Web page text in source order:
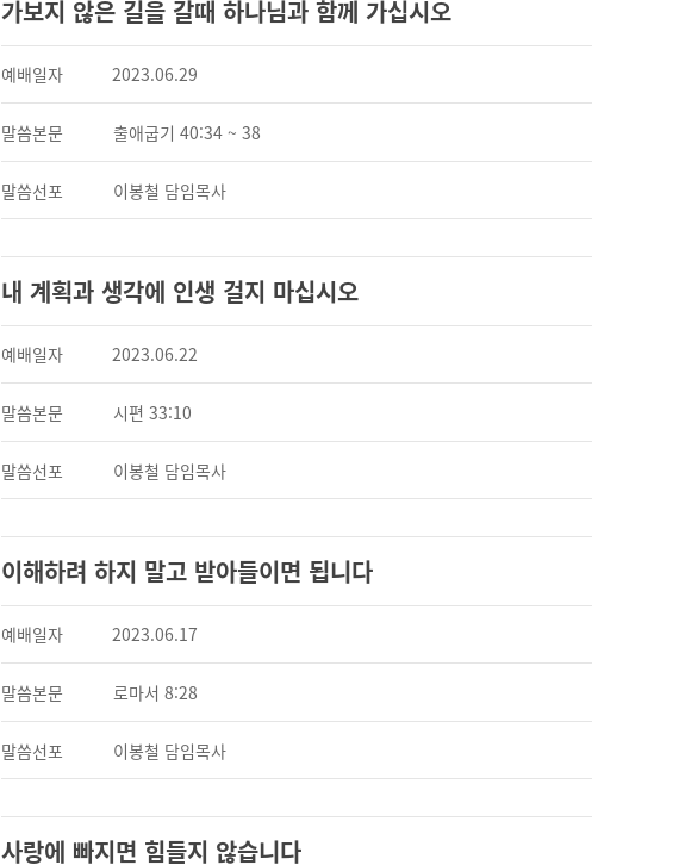
가보지 않은 길을 갈때 하나님과 함께 가십시오
예배일자 2023.06.29
말씀본문 출애굽기 40:34 ~ 38
말씀선포 이봉철 담임목사
내 계획과 생각에 인생 걸지 마십시오
예배일자 2023.06.22
말씀본문 시편 33:10
말씀선포 이봉철 담임목사
이해하려 하지 말고 받아들이면 됩니다
예배일자 2023.06.17
말씀본문 로마서 8:28
말씀선포 이봉철 담임목사
사랑에 빠지면 힘들지 않습니다